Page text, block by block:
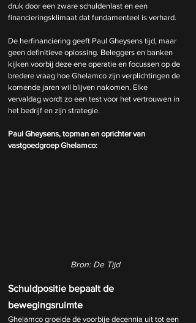
druk door een zware schuldenlast en een
financieringsklimaat dat fundamenteel is verhard.
De herfinanciering geeft Paul Gheysens tijd, maar
geen definitieve oplossing. Beleggers en banken
kijken voorbij deze ene operatie en focussen op de
bredere vraag hoe Ghelamco zijn verplichtingen de
komende jaren wil blijven nakomen. Elke
vervaldag wordt zo een test voor het vertrouwen in
het bedrijf en zijn strategie.
Paul Gheysens, topman en oprichter van
vastgoedgroep Ghelamco:
Bron: De Tijd
Schuldpositie bepaalt de
bewegingsruimte
Ghelamco groeide de voorbije decennia uit tot een